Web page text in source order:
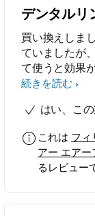
デンタルリ
買い換えしま
ていましたが
て使うと効果
す。是非、併
続きを読む
はい、こ
これは フィ
アー エアー
るレビュー